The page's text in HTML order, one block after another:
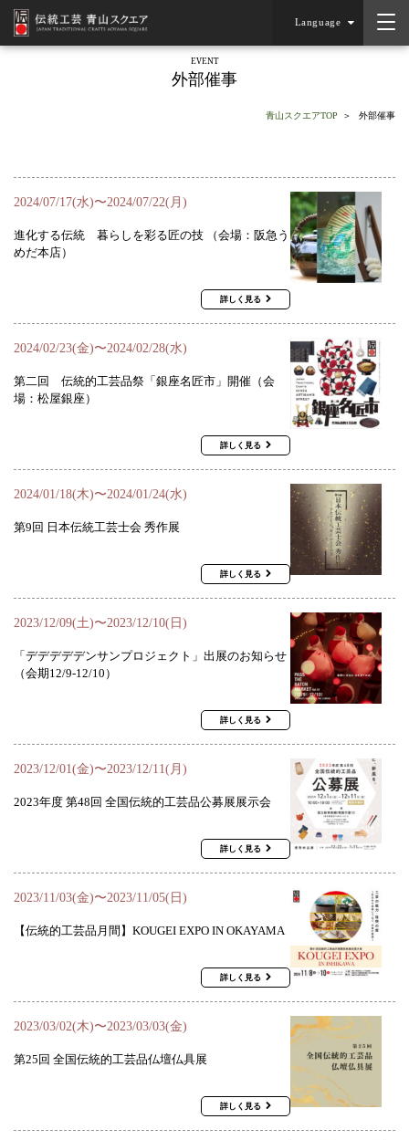
Language
EVENT
外部催事
青山スクエアTOP 外部催事
2024/07/17(水)〜2024/07/22(月)
進化する伝統 暮らしを彩る匠の技 （会場：阪急う
めだ本店）
詳しく見る
2024/02/23(金)〜2024/02/28(水)
第二回 伝統的工芸品祭「銀座名匠市」開催（会
場：松屋銀座）
詳しく見る
2024/01/18(木)〜2024/01/24(水)
第9回 日本伝統工芸士会 秀作展
詳しく見る
2023/12/09(土)〜2023/12/10(日)
「デデデデデンサンプロジェクト」出展のお知らせ
（会期12/9-12/10）
詳しく見る
2023/12/01(金)〜2023/12/11(月)
2023年度 第48回 全国伝統的工芸品公募展展示会
詳しく見る
2023/11/03(金)〜2023/11/05(日)
【伝統的工芸品月間】KOUGEI EXPO IN OKAYAMA
詳しく見る
2023/03/02(木)〜2023/03/03(金)
第25回 全国伝統的工芸品仏壇仏具展
詳しく見る